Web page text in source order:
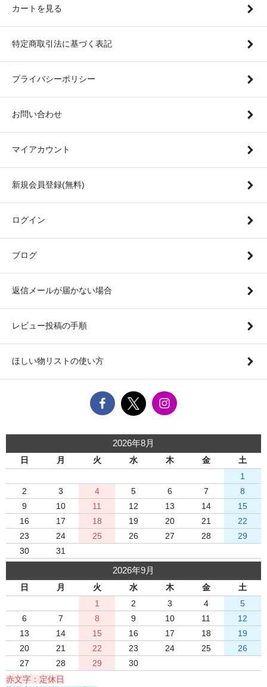
カートを見る
特定商取引法に基づく表記
プライバシーポリシー
お問い合わせ
マイアカウント
新規会員登録(無料)
ログイン
ブログ
返信メールが届かない場合
レビュー投稿の手順
ほしい物リストの使い方
2026年8月
日 月 火 水 木 金
土
1
2
3 4 5 6 7
8
9
10 11 12 13 14
15
16
17 18 19 20 21
22
23
24 25 26 27 28
29
30
31
2026年9月
日 月 火 水 木 金
土
1
2 3 4
5
6
7 8 9 10 11
12
13
14 15 16 17 18
19
20
21 22 23 24 25
26
27
28 29
30
赤文字：定休日